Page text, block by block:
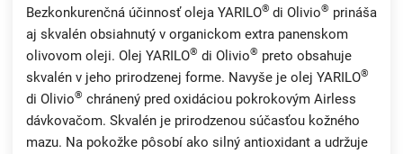
Bezkonkurenčná účinnosť oleja YARILO® di Olivio® prináša
aj skvalén obsiahnutý v organickom extra panenskom
olivovom oleji. Olej YARILO® di Olivio® preto obsahuje
skvalén v jeho prirodzenej forme. Navyše je olej YARILO®
di Olivio® chránený pred oxidáciou pokrokovým Airless
dávkovačom. Skvalén je prirodzenou súčasťou kožného
mazu. Na pokožke pôsobí ako silný antioxidant a udržuje